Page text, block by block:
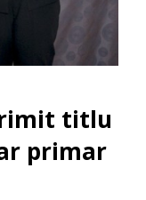
titlu
primar